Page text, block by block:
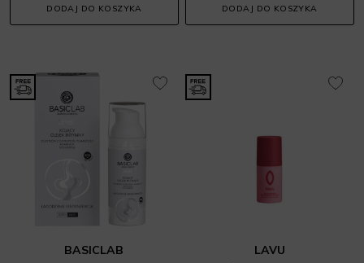
DODAJ DO KOSZYKA DODAJ DO KOSZYKA
BASICLAB
LAVU